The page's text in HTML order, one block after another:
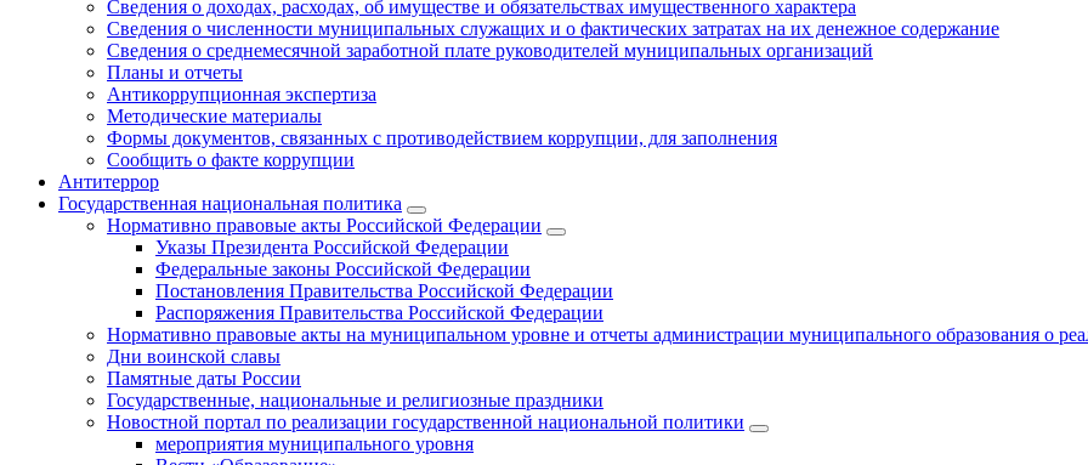
Сведения о доходах, расходах, об имуществе и обязательствах имущественного характера
Сведения о численности муниципальных служащих и о фактических затратах на их денежное содержание
Сведения о среднемесячной заработной плате руководителей муниципальных организаций
Планы и отчеты
Антикоррупционная экспертиза
Методические материалы
Формы документов, связанных с противодействием коррупции, для заполнения
Сообщить о факте коррупции
Антитеррор
Государственная национальная политика
Нормативно правовые акты Российской Федерации
Указы Президента Российской Федерации
Федеральные законы Российской Федерации
Постановления Правительства Российской Федерации
Распоряжения Правительства Российской Федерации
Нормативно правовые акты на муниципальном уровне и отчеты администрации муниципального образования о
Дни воинской славы
Памятные даты России
Государственные, национальные и религиозные праздники
Новостной портал по реализации государственной национальной политики
мероприятия муниципального уровня